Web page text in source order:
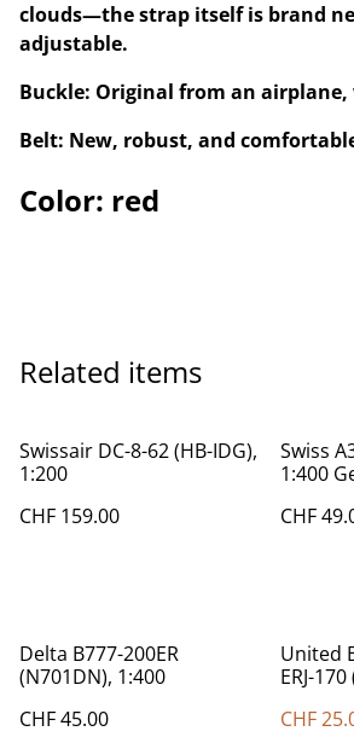
clouds—the strap itself is brand
adjustable.
Buckle: Original from an
Belt: New, robust, and
Color: red
Related items
Swissair DC-8-62 (HB-IDG),
1:200
CHF 159.00
Swiss
1:400
CHF
Delta B777-200ER
(N701DN), 1:400
CHF 45.00
%
United
ERJ-
CHF